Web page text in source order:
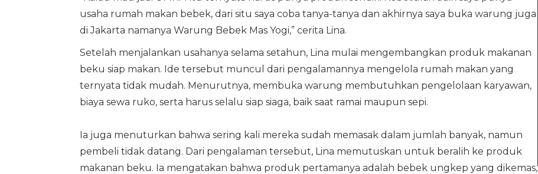
usaha rumah makan bebek, dari situ saya coba tanya-tanya dan akhirnya saya buka warung juga
di Jakarta namanya Warung Bebek Mas Yogi,” cerita Lina.
Setelah menjalankan usahanya selama setahun, Lina mulai mengembangkan produk makanan
beku siap makan. Ide tersebut muncul dari pengalamannya mengelola rumah makan yang
ternyata tidak mudah. Menurutnya, membuka warung membutuhkan pengelolaan karyawan,
biaya sewa ruko, serta harus selalu siap siaga, baik saat ramai maupun sepi.
Ia juga menuturkan bahwa sering kali mereka sudah memasak dalam jumlah banyak, namun
pembeli tidak datang. Dari pengalaman tersebut, Lina memutuskan untuk beralih ke produk
makanan beku. Ia mengatakan bahwa produk pertamanya adalah bebek ungkep yang dikemas,